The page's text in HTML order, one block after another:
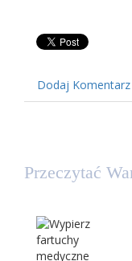
Dodaj Komentarz
Przeczytać